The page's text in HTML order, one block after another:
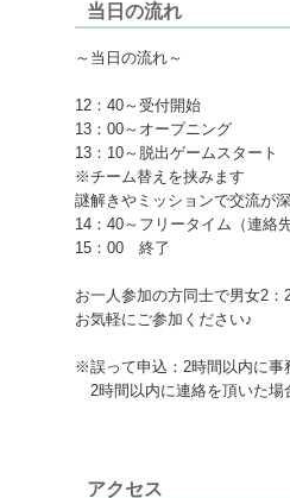
当日の流れ
～当日の流れ～
12：40～受付開始
13：00～オープニング
13：10～脱出ゲームスタート
※チーム替えを挟みます
謎解きやミッションで交流が
14：40～フリータイム（連絡
15：00 終了
お一人参加の方同士で男女2
お気軽にご参加ください♪
※誤って申込：2時間以内に事
2時間以内に連絡を頂いた場
アクセス